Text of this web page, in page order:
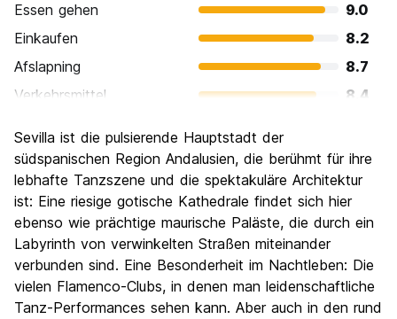
Essen gehen
9.0
Einkaufen
8.2
Afslapning
8.7
Verkehrsmittel
8.4
Kultur
9.5
Nachtleben / Party
8.4
Preis-Leistungsverhältnis
8.8
Sevilla ist die pulsierende Hauptstadt der
südspanischen Region Andalusien, die berühmt für ihre
lebhafte Tanzszene und die spektakuläre Architektur
ist: Eine riesige gotische Kathedrale findet sich hier
ebenso wie prächtige maurische Paläste, die durch ein
Labyrinth von verwinkelten Straßen miteinander
verbunden sind. Eine Besonderheit im Nachtleben: Die
vielen Flamenco-Clubs, in denen man leidenschaftliche
Tanz-Performances sehen kann. Aber auch in den rund